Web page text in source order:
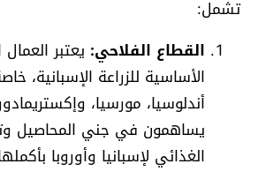
تشمل:
القطاع الفلاحي: يعتبر العمال
الأساسية للزراعة الإسبانية،
أندلوسيا، مورسيا،
يساهمون في جني المحاصيل
الغذائي لإسبانيا وأوروبا